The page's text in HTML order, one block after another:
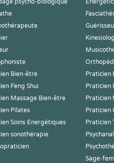
psycho-biologique
Bien-être
Praticien
Feng Shui
Praticien
Massage Bien-être
Praticien
Pilates
Praticien
Soins Energétiques
Praticien
sonothérapie
Sage-